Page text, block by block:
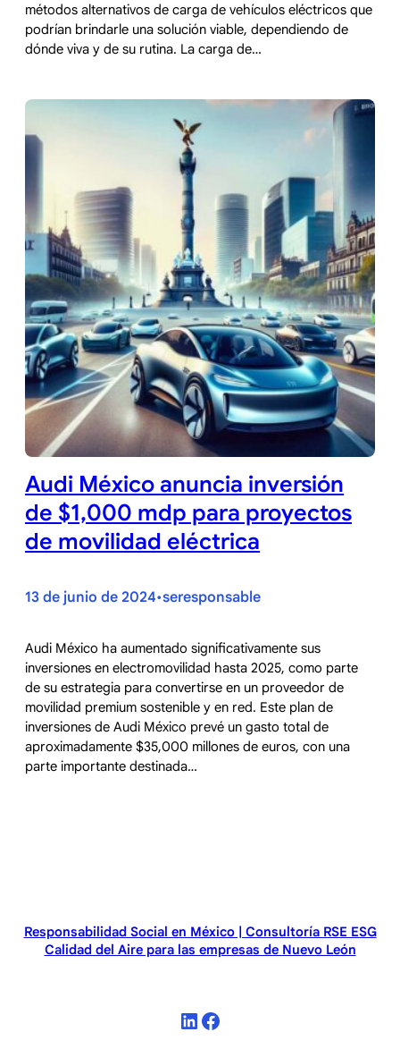
métodos alternativos de carga de vehículos eléctricos que
podrían brindarle una solución viable, dependiendo de
dónde viva y de su rutina. La carga de…
Audi México anuncia inversión
de $1,000 mdp para proyectos
de movilidad eléctrica
13 de junio de 2024•seresponsable
Audi México ha aumentado significativamente sus
inversiones en electromovilidad hasta 2025, como parte
de su estrategia para convertirse en un proveedor de
movilidad premium sostenible y en red. Este plan de
inversiones de Audi México prevé un gasto total de
aproximadamente $35,000 millones de euros, con una
parte importante destinada…
Responsabilidad Social en México | Consultoría RSE ESG
Calidad del Aire para las empresas de Nuevo León
LinkedIn Facebook